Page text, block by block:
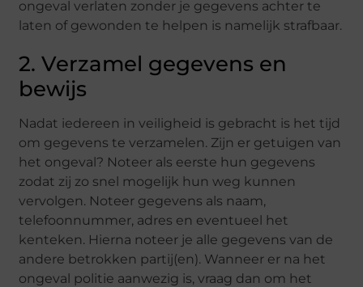
ongeval verlaten zonder je gegevens achter te
laten of gewonden te helpen is namelijk strafbaar.
2. Verzamel gegevens en
bewijs
Nadat iedereen in veiligheid is gebracht is het tijd
om gegevens te verzamelen. Zijn er getuigen van
het ongeval? Noteer als eerste hun gegevens
zodat zij zo snel mogelijk hun weg kunnen
vervolgen. Noteer gegevens als naam,
telefoonnummer, adres en eventueel het
kenteken. Hierna noteer je alle gegevens van de
andere betrokken partij(en). Wanneer er na het
ongeval politie aanwezig is, vraag dan om het